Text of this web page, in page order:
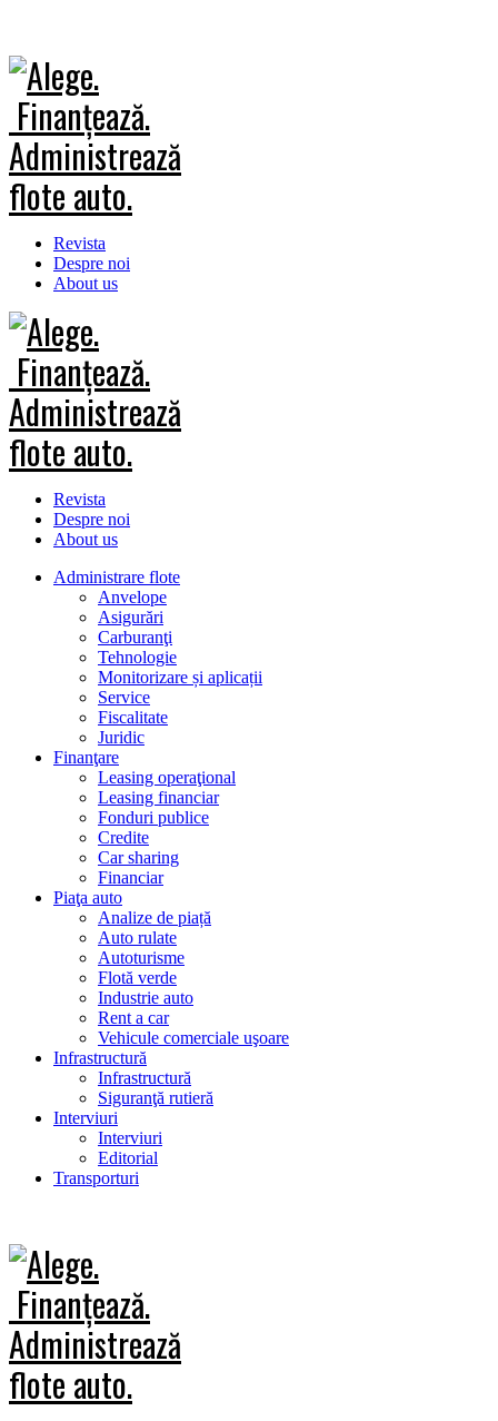
Revista
Despre noi
About us
Revista
Despre noi
About us
Administrare flote
Anvelope
Asigurări
Carburanţi
Tehnologie
Monitorizare și aplicații
Service
Fiscalitate
Juridic
Finanţare
Leasing operaţional
Leasing financiar
Fonduri publice
Credite
Car sharing
Financiar
Piaţa auto
Analize de piață
Auto rulate
Autoturisme
Flotă verde
Industrie auto
Rent a car
Vehicule comerciale uşoare
Infrastructură
Infrastructură
Siguranţă rutieră
Interviuri
Interviuri
Editorial
Transporturi